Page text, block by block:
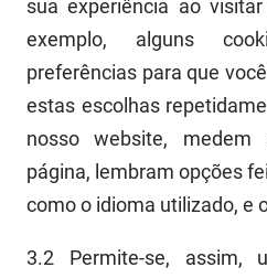
sua experiência ao
exemplo, alguns
preferências para que
estas escolhas
nossowebsite, medem
página, lembram opções
como o idioma utilizado, e
3.2 Permite-se, assim,